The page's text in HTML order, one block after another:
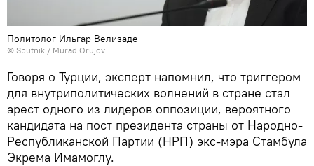
Политолог Ильгар Велизаде
© Sputnik / Murad Orujov
Говоря о Турции, эксперт напомнил, что триггером
для внутриполитических волнений в стране стал
арест одного из лидеров оппозиции, вероятного
кандидата на пост президента страны от Народно-
Республиканской Партии (НРП) экс-мэра Стамбула
Экрема Имамоглу.